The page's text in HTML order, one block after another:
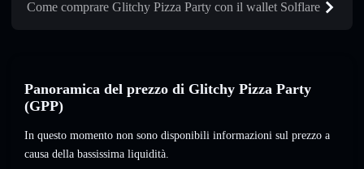
Come comprare Glitchy Pizza Party con il wallet Solflare
Panoramica del prezzo di Glitchy Pizza Party
(GPP)
In questo momento non sono disponibili informazioni sul prezzo a
causa della bassissima liquidità.